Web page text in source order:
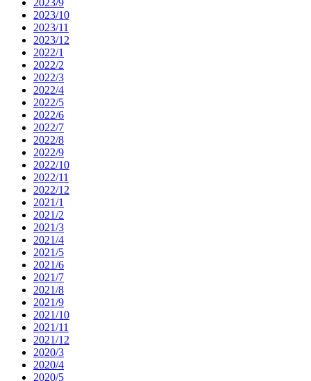
2023/10
2023/11
2023/12
2022/1
2022/2
2022/3
2022/4
2022/5
2022/6
2022/7
2022/8
2022/9
2022/10
2022/11
2022/12
2021/1
2021/2
2021/3
2021/4
2021/5
2021/6
2021/7
2021/8
2021/9
2021/10
2021/11
2021/12
2020/3
2020/4
2020/5